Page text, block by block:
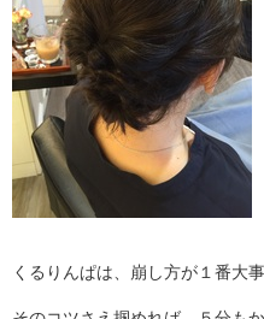
くるりんぱは、崩し方が１番大